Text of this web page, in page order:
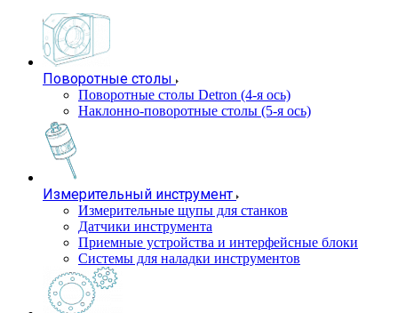
Поворотные столы
Поворотные столы Detron (4-я ось)
Наклонно-поворотные столы (5-я ось)
Измерительный инструмент
Измерительные щупы для станков
Датчики инструмента
Приемные устройства и интерфейсные блоки
Системы для наладки инструментов